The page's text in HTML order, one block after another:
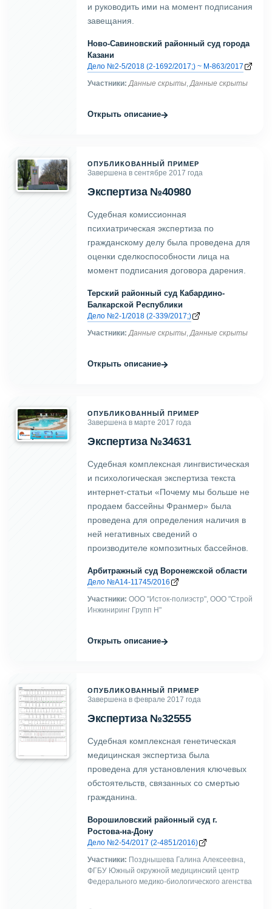
и руководить ими на момент подписания
завещания.
Ново-Савиновский районный суд города
Казани
Дело №2-5/2018 (2-1692/2017;) ~ М-863/2017
Участники: Данные скрыты Данные скрыты
Открыть описание→
ОПУБЛИКОВАННЫЙ ПРИМЕР
Завершена в сентябре 2017 года
Экспертиза №40980
Судебная комиссионная
психиатрическая экспертиза по
гражданскому делу была проведена для
оценки сделкоспособности лица на
момент подписания договора дарения.
Терский районный суд Кабардино-
Балкарской Республики
Дело №2-1/2018 (2-339/2017;)
Участники: Данные скрыты Данные скрыты
Открыть описание→
ОПУБЛИКОВАННЫЙ ПРИМЕР
Завершена в марте 2017 года
Экспертиза №34631
Судебная комплексная лингвистическая
и психологическая экспертиза текста
интернет-статьи «Почему мы больше не
продаем бассейны Франмер» была
проведена для определения наличия в
ней негативных сведений о
производителе композитных бассейнов.
Арбитражный суд Воронежской области
Дело №А14-11745/2016
Участники: ООО "Исток-полиэстр", ООО "Строй
Инжиниринг Групп Н"
Открыть описание→
ОПУБЛИКОВАННЫЙ ПРИМЕР
Завершена в феврале 2017 года
Экспертиза №32555
Судебная комплексная генетическая
медицинская экспертиза была
проведена для установления ключевых
обстоятельств, связанных со смертью
гражданина.
Ворошиловский районный суд г.
Ростова-на-Дону
Дело №2-54/2017 (2-4851/2016)
Участники: Позднышева Галина Алексеевна,
ФГБУ Южный окружной медицинский центр
Федерального медико-биологического агенства